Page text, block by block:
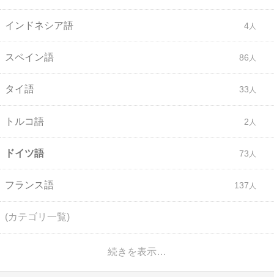
インドネシア語 4
スペイン語 86
タイ語 33
トルコ語 2
ドイツ語 73
フランス語 137
(カテゴリ一覧)
続きを表示…